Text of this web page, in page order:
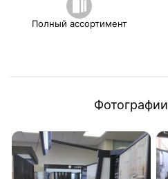
Полный ассортимент
Фотографии